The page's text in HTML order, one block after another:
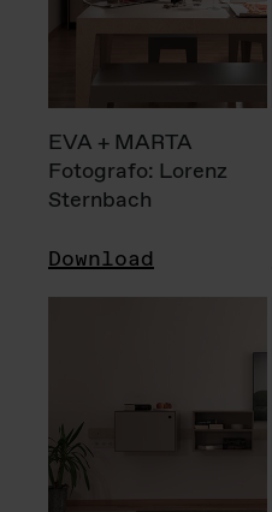
EVA + MARTA
Fotografo: Lorenz
Sternbach
Download